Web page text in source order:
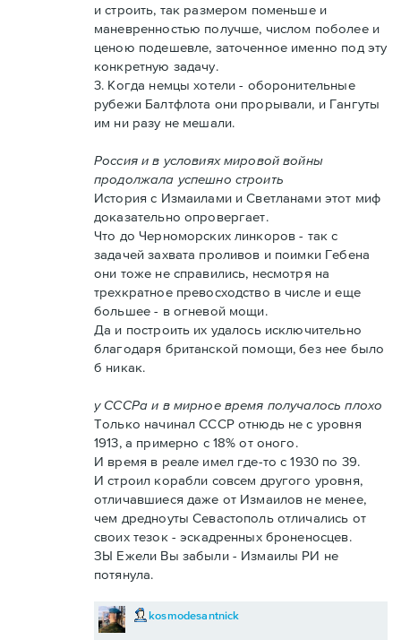
и строить, так размером поменьше и
маневренностью получше, числом поболее и
ценою подешевле, заточенное именно под эту
конкретную задачу.
3. Когда немцы хотели - оборонительные
рубежи Балтфлота они прорывали, и Гангуты
им ни разу не мешали.
Россия и в условиях мировой войны
продолжала успешно строить
История с Измаилами и Светланами этот миф
доказательно опровергает.
Что до Черноморских линкоров - так с
задачей захвата проливов и поимки Гебена
они тоже не справились, несмотря на
трехкратное превосходство в числе и еще
большее - в огневой мощи.
Да и построить их удалось исключительно
благодаря британской помощи, без нее было
б никак.
у СССРа и в мирное время получалось плохо
Только начинал СССР отнюдь не с уровня
1913, а примерно с 18% от оного.
И время в реале имел где-то с 1930 по 39.
И строил корабли совсем другого уровня,
отличавшиеся даже от Измаилов не менее,
чем дредноуты Севастополь отличались от
своих тезок - эскадренных броненосцев.
ЗЫ Ежели Вы забыли - Измаилы РИ не
потянула.
kosmodesantnick